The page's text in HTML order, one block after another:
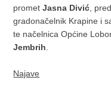
prometJasna Divić ,
gradonačelnik Krapine i
te načelnica Općine
Jembrih
Najave